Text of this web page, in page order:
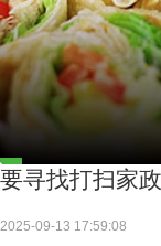
要寻找打扫家
2025-09-13 17:59:08